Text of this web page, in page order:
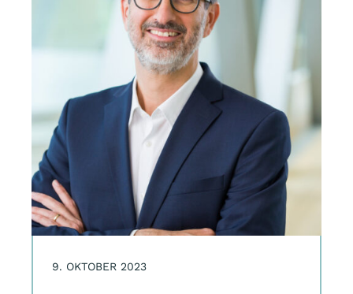
9. OKTOBER 2023